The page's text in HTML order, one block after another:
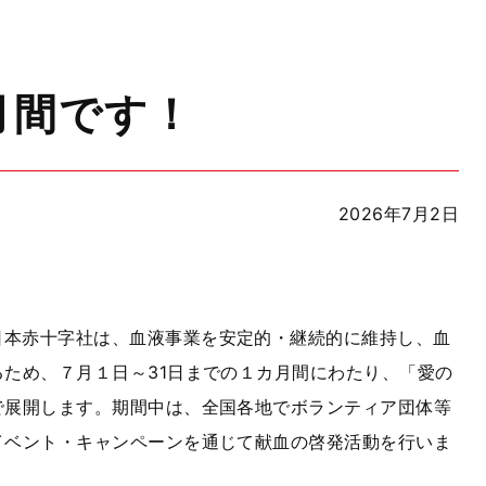
です！
2026年7月2日
赤十字社は、血液事業を安定的・継続的に維持し、血
め、７月１日～31日までの１カ月間にわたり、「愛の
開します。期間中は、全国各地でボランティア団体等
ント・キャンペーンを通じて献血の啓発活動を行いま